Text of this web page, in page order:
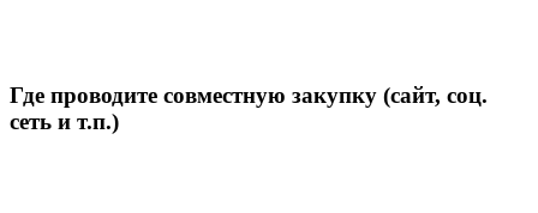
Где проводите совместную закупку (сайт, соц.
сеть и т.п.)